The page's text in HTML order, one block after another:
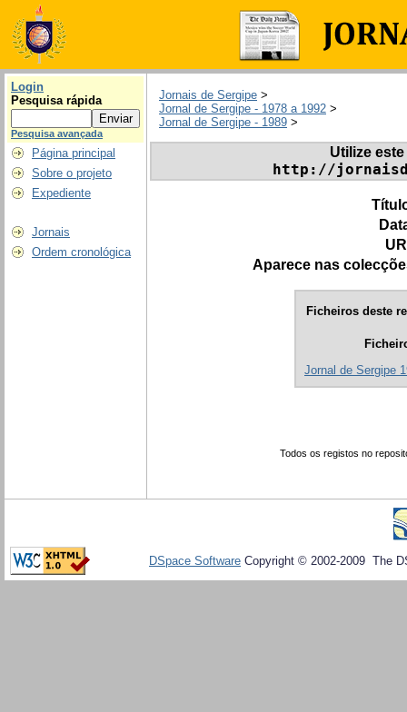
Login
Pesquisa rápida
Pesquisa avançada
Página principal
Sobre o projeto
Expediente
Jornais
Ordem cronológica
Jornais de Sergipe >
Jornal de Sergipe - 1978 a 1992 >
Jornal de Sergipe - 1989 >
Utilize
http://
Aparece nas
Ficheiros deste
Jornal de Sergipe
Todos os registos no
DSpace Software Copyright © 2002-2009 The